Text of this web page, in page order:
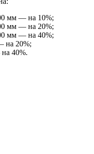
мм — на 10%;
мм — на 20%;
мм — на 40%;
на 20%;
40%.